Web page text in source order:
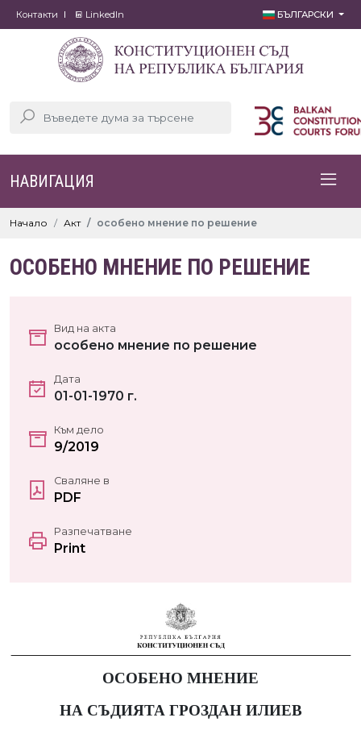
Контакти LinkedIn БЪЛГАРСКИ
НАВИГАЦИЯ
Начало Акт особено мнение по решение
ОСОБЕНО МНЕНИЕ ПО РЕШЕНИЕ
Вид на акта
особено мнение по решение
Дата
01-01-1970 г.
Към дело
9/2019
Сваляне в
PDF
Разпечатване
Print
ОСОБЕНО МНЕНИЕ
НА СЪДИЯТА ГРОЗДАН ИЛИЕВ